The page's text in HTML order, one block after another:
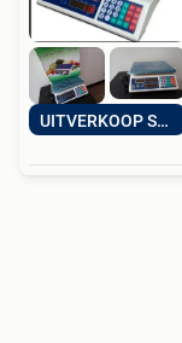
UITVERKOOP SOLDEN